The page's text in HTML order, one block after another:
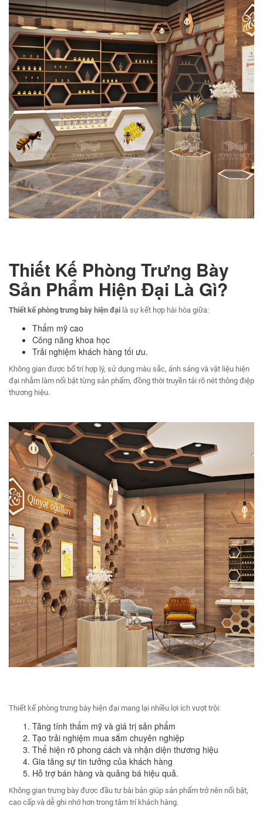
Thiết Kế Phòng Trưng Bày
Sản Phẩm Hiện Đại Là Gì?
Thiết kế phòng trưng bày hiện đại là sự kết hợp hài hòa giữa:
Thẩm mỹ cao
Công năng khoa học
Trải nghiệm khách hàng tối ưu.
Không gian được bố trí hợp lý, sử dụng màu sắc, ánh sáng và vật liệu hiện
đại nhằm làm nổi bật từng sản phẩm, đồng thời truyền tải rõ nét thông điệp
thương hiệu.
Thiết kế phòng trưng bày hiện đại mang lại nhiều lợi ích vượt trội:
Tăng tính thẩm mỹ và giá trị sản phẩm
Tạo trải nghiệm mua sắm chuyên nghiệp
Thể hiện rõ phong cách và nhận diện thương hiệu
Gia tăng sự tin tưởng của khách hàng
Hỗ trợ bán hàng và quảng bá hiệu quả.
Không gian trưng bày được đầu tư bài bản giúp sản phẩm trở nên nổi bật,
cao cấp và dễ ghi nhớ hơn trong tâm trí khách hàng.